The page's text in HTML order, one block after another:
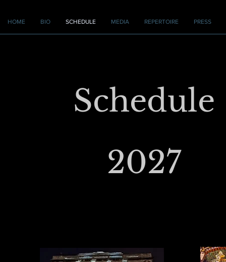
Schedule
2027
HOME BIO SCHEDULE MEDIA REPERTOIRE PRESS